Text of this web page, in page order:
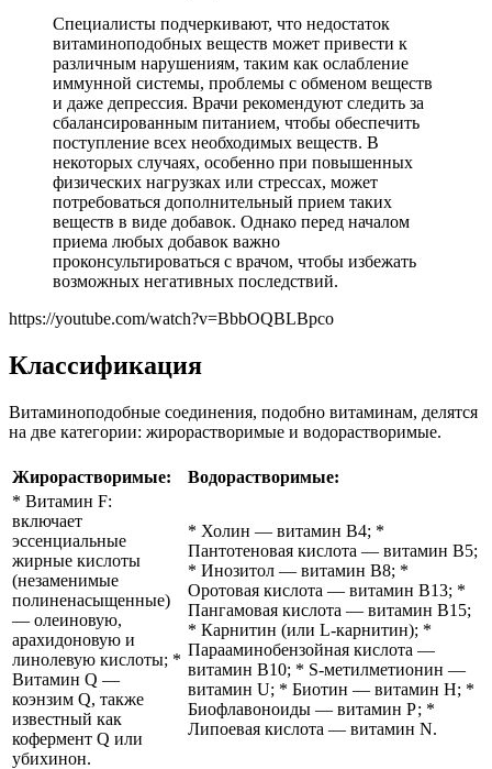
Специалисты подчеркивают, что недостаток
витаминоподобных веществ может привести к
различным нарушениям, таким как ослабление
иммунной системы, проблемы с обменом веществ
и даже депрессия. Врачи рекомендуют следить за
сбалансированным питанием, чтобы обеспечить
поступление всех необходимых веществ. В
некоторых случаях, особенно при повышенных
физических нагрузках или стрессах, может
потребоваться дополнительный прием таких
веществ в виде добавок. Однако перед началом
приема любых добавок важно
проконсультироваться с врачом, чтобы избежать
возможных негативных последствий.
https://youtube.com/watch?v=BbbOQBLBpco
Классификация
Витаминоподобные соединения, подобно витаминам, делятся
на две категории: жирорастворимые и водорастворимые.
Жирорастворимые:
Водорастворимые:
* Витамин F:
включает
эссенциальные
жирные кислоты
(незаменимые
полиненасыщенные)
— олеиновую,
арахидоновую и
линолевую кислоты; *
Витамин Q —
коэнзим Q, также
известный как
кофермент Q или
убихинон.
* Холин — витамин В4; *
Пантотеновая кислота — витамин В5;
* Инозитол — витамин В8; *
Оротовая кислота — витамин В13; *
Пангамовая кислота — витамин В15;
* Карнитин (или L-карнитин); *
Парааминобензойная кислота —
витамин В10; * S-метилметионин —
витамин U; * Биотин — витамин Н; *
Биофлавоноиды — витамин Р; *
Липоевая кислота — витамин N.